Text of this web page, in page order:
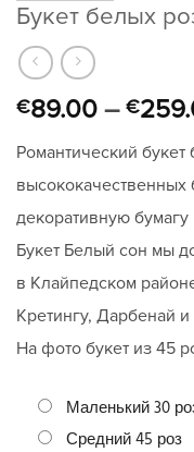
Букет белых
€89.00 – €
Романтический
высококачественных
декоративную бумагу
Букет Белый сон мы
в Клайпедском
Кретингу, Дарбенай
На фото букет из 45
Маленький 30
Средний 45 роз